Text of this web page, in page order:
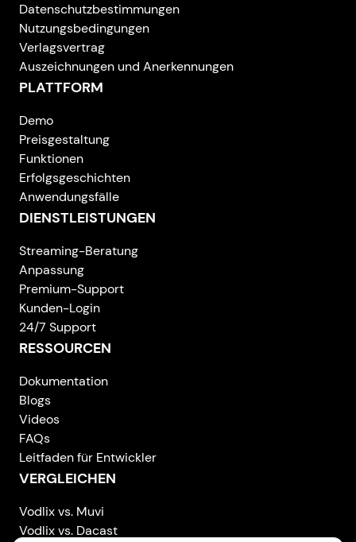
Datenschutzbestimmungen
Nutzungsbedingungen
Verlagsvertrag
Auszeichnungen und Anerkennungen
PLATTFORM
Demo
Preisgestaltung
Funktionen
Erfolgsgeschichten
Anwendungsfälle
DIENSTLEISTUNGEN
Streaming-Beratung
Anpassung
Premium-Support
Kunden-Login
24/7 Support
RESSOURCEN
Dokumentation
Blogs
Videos
FAQs
Leitfaden für Entwickler
VERGLEICHEN
Vodlix vs. Muvi
Vodlix vs. Dacast